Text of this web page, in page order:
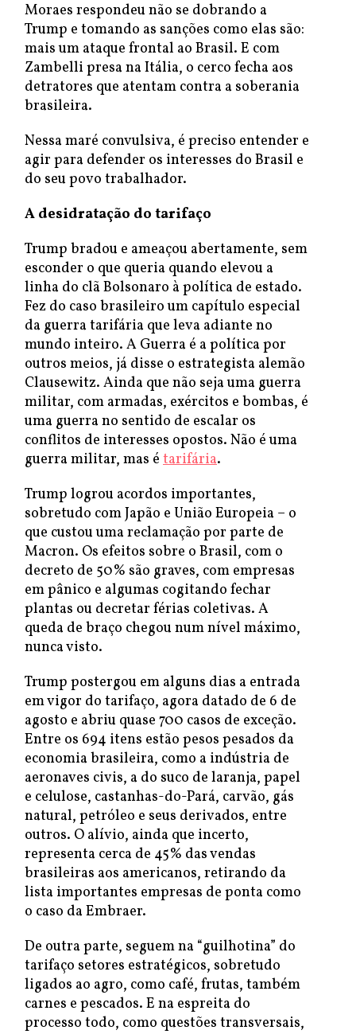
Moraes respondeu não se dobrando a
Trump e tomando as sanções como elas são:
mais um ataque frontal ao Brasil. E com
Zambelli presa na Itália, o cerco fecha aos
detratores que atentam contra a soberania
brasileira.
Nessa maré convulsiva, é preciso entender e
agir para defender os interesses do Brasil e
do seu povo trabalhador.
A desidratação do tarifaço
Trump bradou e ameaçou abertamente, sem
esconder o que queria quando elevou a
linha do clã Bolsonaro à política de estado.
Fez do caso brasileiro um capítulo especial
da guerra tarifária que leva adiante no
mundo inteiro. A Guerra é a política por
outros meios, já disse o estrategista alemão
Clausewitz. Ainda que não seja uma guerra
militar, com armadas, exércitos e bombas, é
uma guerra no sentido de escalar os
conflitos de interesses opostos. Não é uma
guerra militar, mas é tarifária.
Trump logrou acordos importantes,
sobretudo com Japão e União Europeia – o
que custou uma reclamação por parte de
Macron. Os efeitos sobre o Brasil, com o
decreto de 50% são graves, com empresas
em pânico e algumas cogitando fechar
plantas ou decretar férias coletivas. A
queda de braço chegou num nível máximo,
nunca visto.
Trump postergou em alguns dias a entrada
em vigor do tarifaço, agora datado de 6 de
agosto e abriu quase 700 casos de exceção.
Entre os 694 itens estão pesos pesados da
economia brasileira, como a indústria de
aeronaves civis, a do suco de laranja, papel
e celulose, castanhas-do-Pará, carvão, gás
natural, petróleo e seus derivados, entre
outros. O alívio, ainda que incerto,
representa cerca de 45% das vendas
brasileiras aos americanos, retirando da
lista importantes empresas de ponta como
o caso da Embraer.
De outra parte, seguem na “guilhotina” do
tarifaço setores estratégicos, sobretudo
ligados ao agro, como café, frutas, também
carnes e pescados. E na espreita do
processo todo, como questões transversais,